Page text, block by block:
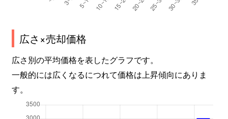
広さ×売却価格
広さ別の平均価格を表したグラフです。
一般的には広くなるにつれて価格は上昇傾向にありま
す。